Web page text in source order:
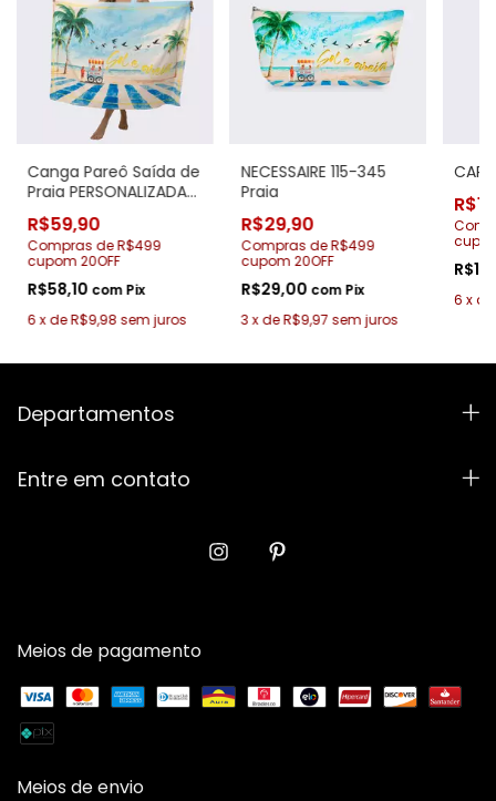
Canga Pareô Saída de
Praia PERSONALIZADA
115-345 Praia
R$59,90
Compras de R$499
cupom 20OFF
R$58,10 comPix
6 xdeR$9,98 sem juros
NECESSAIRE 115-345
Praia
R$29,90
Compras de R$499
cupom 20OFF
R$29,00 com Pix
3 xdeR$9,97 sem juros
6 xde
Departamentos
Entre em contato
Meios de pagamento
Meios de envio